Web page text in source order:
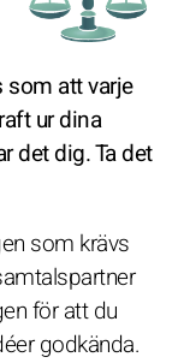
som att varje
ur dina
det dig. Ta det
som krävs
för att du
godkända.